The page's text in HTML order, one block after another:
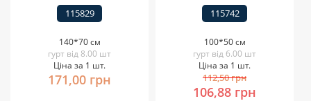
115829
140*70 см
гурт від 8.00 шт
Ціна за 1 шт.
171,00 грн
115742
100*50 см
гурт від 6.00 шт
Ціна за 1 шт.
112,50 грн
106,88 грн